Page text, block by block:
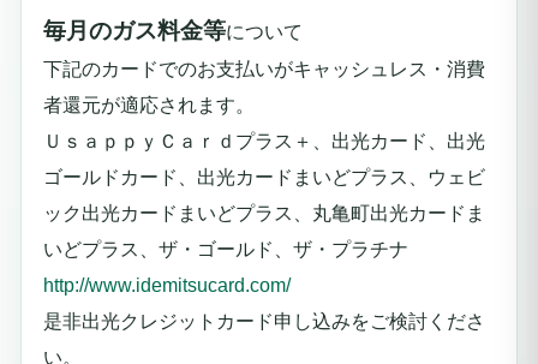
毎月のガス料金等について
下記のカードでのお支払いがキャッシュレス・消費
者還元が適応されます。
ＵｓａｐｐｙＣａｒｄプラス＋、出光カード、出光
ゴールドカード、出光カードまいどプラス、ウェビ
ック出光カードまいどプラス、丸亀町出光カードま
いどプラス、ザ・ゴールド、ザ・プラチナ
http://www.idemitsucard.com/
是非出光クレジットカード申し込みをご検討くださ
い。